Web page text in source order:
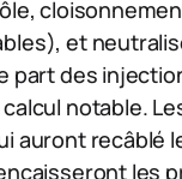
et
part des
notable.
auront recâblé
les